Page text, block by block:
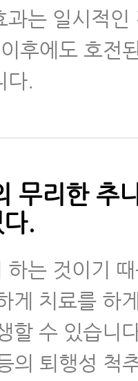
과는 일시적인
후에도 호전
다.
무리한 추
.
하는 것이기
게 치료를 하
할 수 있습니
의 퇴행성 척